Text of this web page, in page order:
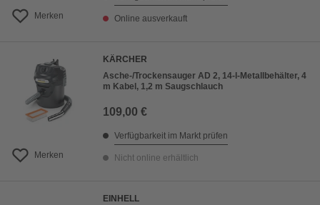
Merken Online ausverkauft
Merken
KÄRCHER
Asche-/Trockensauger AD 2, 14-l-Metallbehälter, 4
m Kabel, 1,2 m Saugschlauch
109,00 €
Verfügbarkeit im Markt prüfen
Nicht online erhältlich
EINHELL